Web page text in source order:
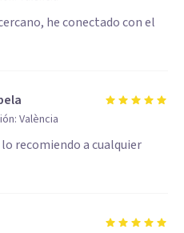
he conectado con el
València
recomiendo a cualquier